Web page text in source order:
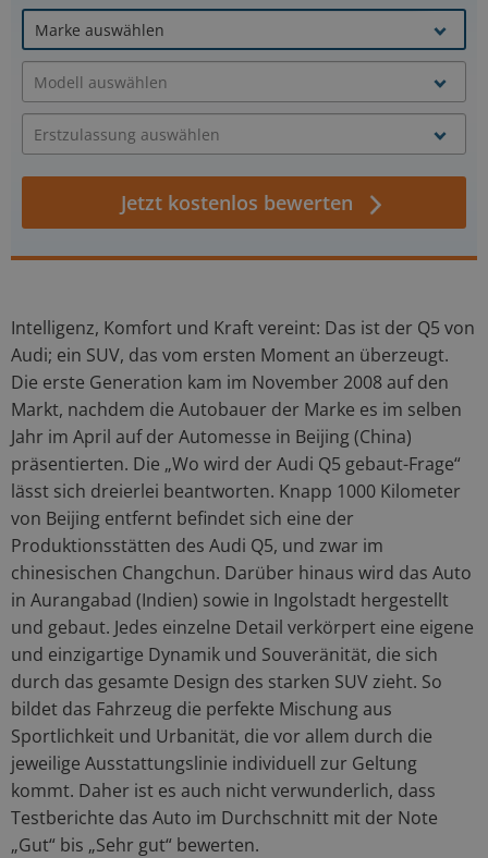
Jetzt kostenlos bewerten
Intelligenz, Komfort und Kraft vereint: Das ist der Q5 von
Audi; ein SUV, das vom ersten Moment an überzeugt.
Die erste Generation kam im November 2008 auf den
Markt, nachdem die Autobauer der Marke es im selben
Jahr im April auf der Automesse in Beijing (China)
präsentierten. Die „Wo wird der Audi Q5 gebaut-Frage“
lässt sich dreierlei beantworten. Knapp 1000 Kilometer
von Beijing entfernt befindet sich eine der
Produktionsstätten des Audi Q5, und zwar im
chinesischen Changchun. Darüber hinaus wird das Auto
in Aurangabad (Indien) sowie in Ingolstadt hergestellt
und gebaut. Jedes einzelne Detail verkörpert eine eigene
und einzigartige Dynamik und Souveränität, die sich
durch das gesamte Design des starken SUV zieht. So
bildet das Fahrzeug die perfekte Mischung aus
Sportlichkeit und Urbanität, die vor allem durch die
jeweilige Ausstattungslinie individuell zur Geltung
kommt. Daher ist es auch nicht verwunderlich, dass
Testberichte das Auto im Durchschnitt mit der Note
„Gut“ bis „Sehr gut“ bewerten.